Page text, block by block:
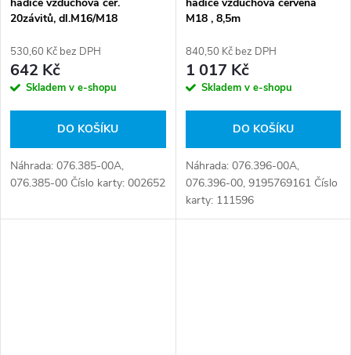
20závitů, dl.M16/M18
530,60 Kč bez DPH
642 Kč
Skladem v e-shopu
DO KOŠÍKU
Náhrada: 076.385-00A,
076.385-00 Číslo karty: 002652
M18 , 8,5m
840,50 Kč bez DPH
1 017 Kč
Skladem v e-shopu
DO KOŠÍKU
Náhrada: 076.396-00A,
076.396-00, 9195769161 Číslo
karty: 111596